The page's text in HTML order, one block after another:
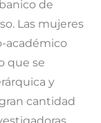
de
Las mujeres
académico
que se
y
cantidad